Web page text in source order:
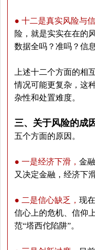
● 十二是真实风险与
险，就是实实在在的
数据全吗？准吗？信
上述十二个方面的相
情况可能更复杂，这
杂性和处置难度。
三、关于风险的成因
五个方面的原因。
● 一是经济下滑， 金
又决定金融，经济下
● 二是信心缺乏， 现
信心上的危机、信仰
范“塔西佗陷阱”。